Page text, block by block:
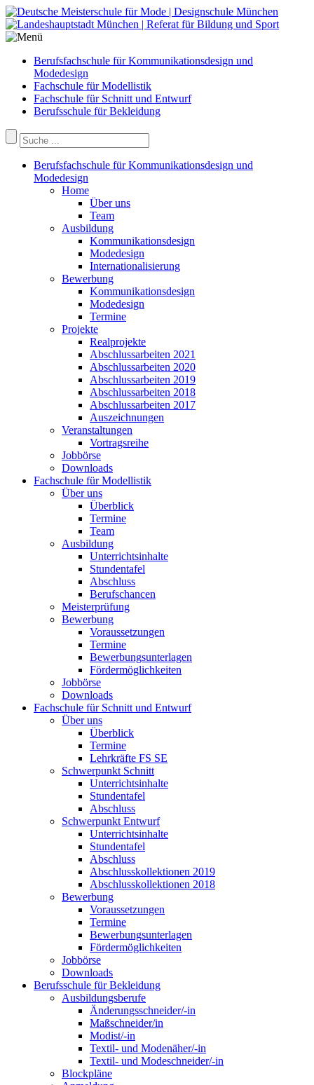
Berufsfachschule für Kommunikationsdesign und
Modedesign
Fachschule für Modellistik
Fachschule für Schnitt und Entwurf
Berufsschule für Bekleidung
Berufsfachschule für Kommunikationsdesign und
Modedesign
Home
Über uns
Team
Ausbildung
Kommunikationsdesign
Modedesign
Internationalisierung
Bewerbung
Kommunikationsdesign
Modedesign
Termine
Projekte
Realprojekte
Abschlussarbeiten 2021
Abschlussarbeiten 2020
Abschlussarbeiten 2019
Abschlussarbeiten 2018
Abschlussarbeiten 2017
Auszeichnungen
Veranstaltungen
Vortragsreihe
Jobbörse
Downloads
Fachschule für Modellistik
Über uns
Überblick
Termine
Team
Ausbildung
Unterrichtsinhalte
Stundentafel
Abschluss
Berufschancen
Meisterprüfung
Bewerbung
Voraussetzungen
Termine
Bewerbungsunterlagen
Fördermöglichkeiten
Jobbörse
Downloads
Fachschule für Schnitt und Entwurf
Über uns
Überblick
Termine
Lehrkräfte FS SE
Schwerpunkt Schnitt
Unterrichtsinhalte
Stundentafel
Abschluss
Schwerpunkt Entwurf
Unterrichtsinhalte
Stundentafel
Abschluss
Abschlusskollektionen 2019
Abschlusskollektionen 2018
Bewerbung
Voraussetzungen
Termine
Bewerbungsunterlagen
Fördermöglichkeiten
Jobbörse
Downloads
Berufsschule für Bekleidung
Ausbildungsberufe
Änderungsschneider/-in
Maßschneider/in
Modist/-in
Textil- und Modenäher/-in
Textil- und Modeschneider/-in
Blockpläne